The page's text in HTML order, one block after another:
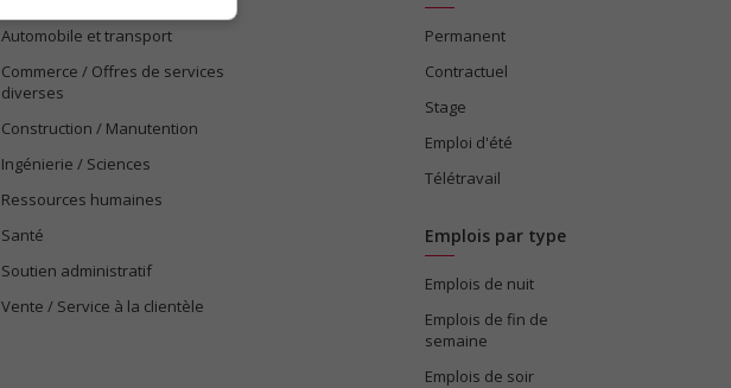
Automobile et transport
Commerce / Offres de services
diverses
Construction / Manutention
Ingénierie / Sciences
Ressources humaines
Santé
Soutien administratif
Vente / Service à la clientèle
Permanent
Contractuel
Stage
Emploi d'été
Télétravail
Emplois par type
Emplois de nuit
Emplois de fin de
semaine
Emplois de soir